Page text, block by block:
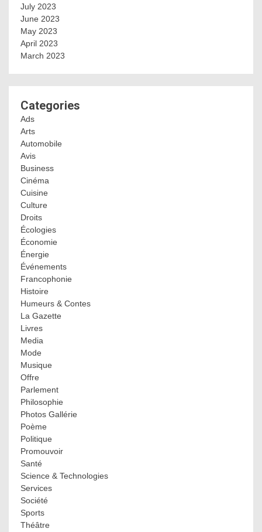
July 2023
June 2023
May 2023
April 2023
March 2023
Categories
Ads
Arts
Automobile
Avis
Business
Cinéma
Cuisine
Culture
Droits
Écologies
Économie
Énergie
Événements
Francophonie
Histoire
Humeurs & Contes
La Gazette
Livres
Media
Mode
Musique
Offre
Parlement
Philosophie
Photos Gallérie
Poème
Politique
Promouvoir
Santé
Science & Technologies
Services
Société
Sports
Théâtre